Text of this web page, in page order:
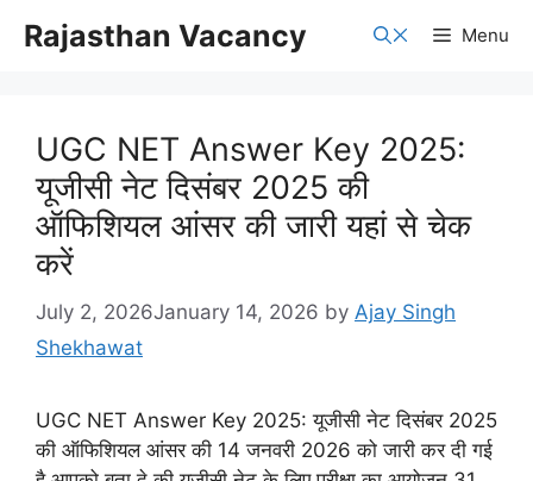
Rajasthan Vacancy Menu
UGC NET Answer Key 2025:
यूजीसी नेट दिसंबर 2025 की
ऑफिशियल आंसर की जारी यहां से चेक
करें
July 2, 2026January 14, 2026 by Ajay Singh
Shekhawat
UGC NET Answer Key 2025: यूजीसी नेट दिसंबर 2025
की ऑफिशियल आंसर की 14 जनवरी 2026 को जारी कर दी गई